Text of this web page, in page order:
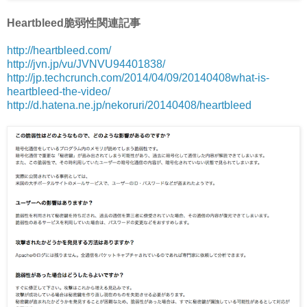
Heartbleed脆弱性関連記事
http://heartbleed.com/
http://jvn.jp/vu/JVNVU94401838/
http://jp.techcrunch.com/2014/04/09/20140408what-is-
heartbleed-the-video/
http://d.hatena.ne.jp/nekoruri/20140408/heartbleed